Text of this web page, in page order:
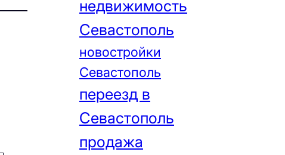
недвижимость
Севастополь
новостройки
Севастополь
переезд в
Севастополь
продажа